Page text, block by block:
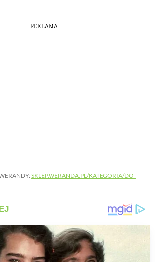
REKLAMA
SKLEP.WERANDA.PL/KATEGORIA/DO-
DODATKI